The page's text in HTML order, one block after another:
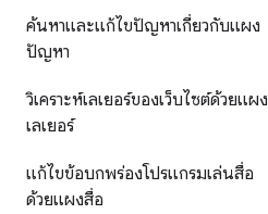
ค้นหาและแก้ไขปัญหาเกี่ยวกับแผง
ปัญหา
วิเคราะห์เลเยอร์ของเว็บไซต์ด้วยแผง
เลเยอร์
แก้ไขข้อบกพร่องโปรแกรมเล่นสื่อ
ด้วยแผงสื่อ